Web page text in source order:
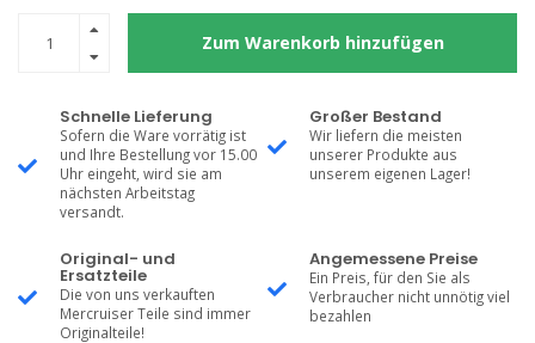
Zum Warenkorb hinzufügen
Schnelle Lieferung
Sofern die Ware vorrätig ist
und Ihre Bestellung vor 15.00
Uhr eingeht, wird sie am
nächsten Arbeitstag
versandt.
Großer Bestand
Wir liefern die meisten
unserer Produkte aus
unserem eigenen Lager!
Original- und
Ersatzteile
Die von uns verkauften
Mercruiser Teile sind immer
Originalteile!
Angemessene Preise
Ein Preis, für den Sie als
Verbraucher nicht unnötig viel
bezahlen